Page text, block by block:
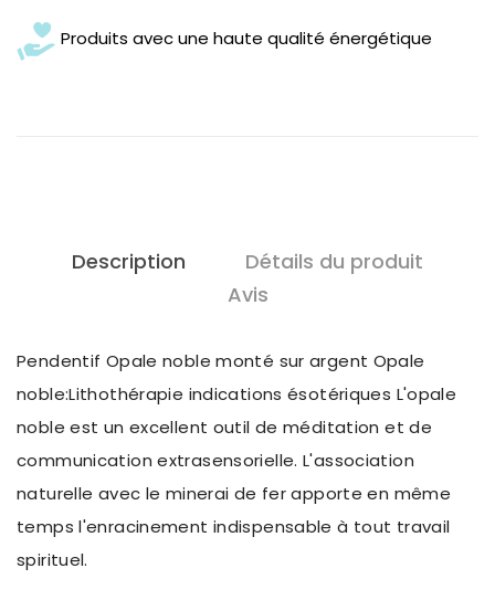
Produits avec une haute qualité énergétique
Description
Détails du produit
Avis
Pendentif Opale noble monté sur argent Opale
noble:Lithothérapie indications ésotériques L'opale
noble est un excellent outil de méditation et de
communication extrasensorielle. L'association
naturelle avec le minerai de fer apporte en même
temps l'enracinement indispensable à tout travail
spirituel.